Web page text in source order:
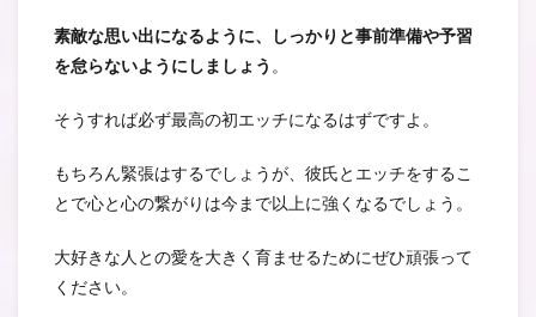
素敵な思い出になるように、しっかりと事前準備や予習
を怠らないようにしましょう 。
そうすれば必ず最高の初エッチになるはずですよ。
もちろん緊張はするでしょうが、彼氏とエッチをするこ
とで心と心の繋がりは今まで以上に強くなるでしょう。
大好きな人との愛を大きく育ませるためにぜひ頑張って
ください。